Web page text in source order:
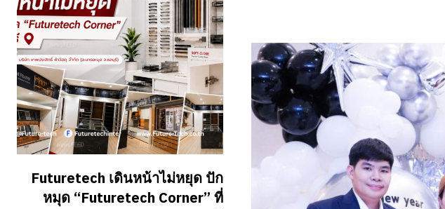
Futuretech เดินหน้าไม่หยุด ปัก
หมุด “Futuretech Corner” ที่